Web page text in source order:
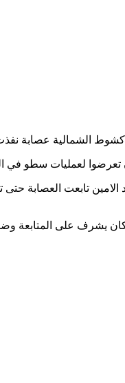
تعرضوا لعمليات سطو في
تابعت العصابة
يشرف على المتابعة